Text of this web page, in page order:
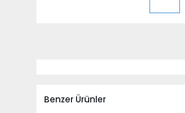
Benzer Ürünler